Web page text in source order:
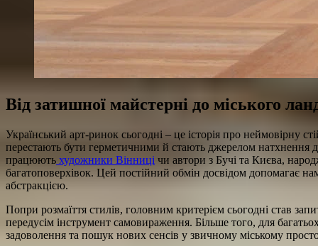
Від затишної майстерні до міського
Український арт-ринок сьогодні – це історія про неймовірну
перестають бути герметичними й стають джерелом натхнення
працюють художники Вінниці чи автори з Бучі та Києва,
багатоповерхівок. Цей постійний обмін досвідом допомагає
абстракцією.
Попри розмаїття стилів, головним критерієм сьогодні став
передусім інструмент самовираження. Більше того, для
задоволення та пошук нових сенсів у звичному міському